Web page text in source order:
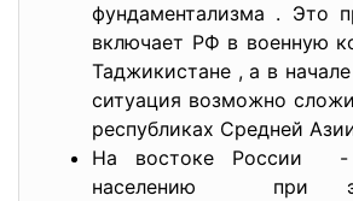
фундаментализма . Это
включает РФ в военную
Таджикистане , а в
ситуация возможно
республиках Средней
На востоке России -
населению при